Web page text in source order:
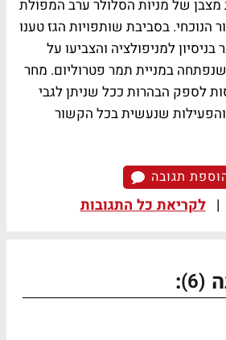
מצבן של מניות הסלולר ערב המפולת
הנוכחי. בסביבת שותפויות הגז טענו
למניפולציה והצביעו על
שנפתחה במניית תמר פטרוליום. מחר
לספק הבהרות ככל שניתן לגבי
שנעשית בכל הקשור
תגובה
| לקריאת כל התגובות
(6)
: